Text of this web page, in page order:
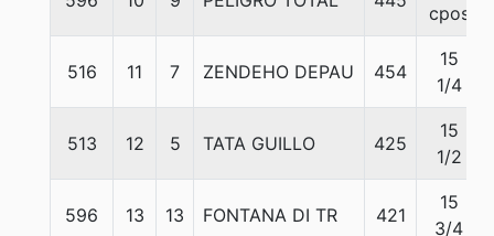
cpos
516 11 7 ZENDEHO DEPAU 454
15
1/4
513 12 5 TATA GUILLO 425
15
1/2
596 13 13 FONTANA DI TR 421
15
3/4